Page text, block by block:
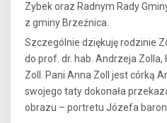
Zybek oraz Radnym Rady
z gminy Brzeźnica.
Szczególnie dziękuję rodzinie
do prof. dr. hab. Andrzeja Zolla,
Zoll. Pani Anna Zoll jest córką
swojego taty dokonała
obrazu – portretu Józefa